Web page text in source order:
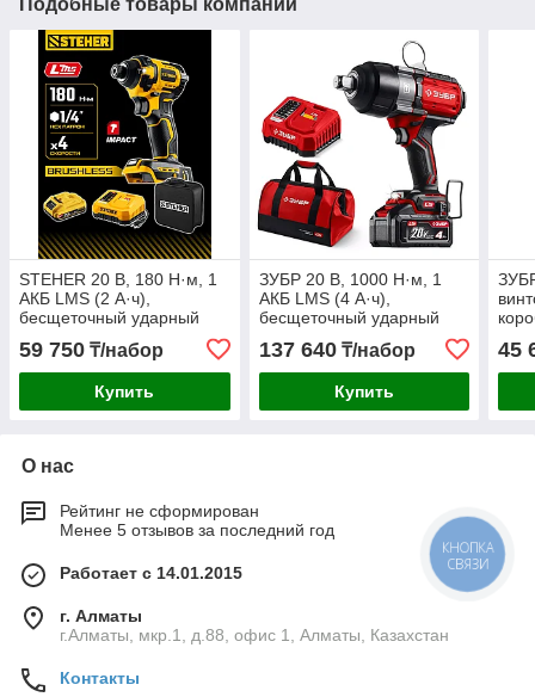
STEHER 20 В, 180 Н·м, 1
АКБ LMS (2 А·ч),
бесщеточный ударный
винтоверт, сумка (CSB-
180-21)
59 750 ₸/набор
Купить
ЗУБР 20 В, 1000 Н·м, 1
АКБ LMS (4 А·ч),
бесщеточный ударный
гайковерт, сумка
(ГБУ-1000-41)
137 640₸/набор
Купить
45
О нас
Рейтинг не сформирован
Менее 5 отзывов за последний год
Работает с 14.01.2015
г. Алматы
г.Алматы, мкр.1, д.88, офис 1, Алматы, Казахстан
Контакты
КНОПКА
СВЯЗИ